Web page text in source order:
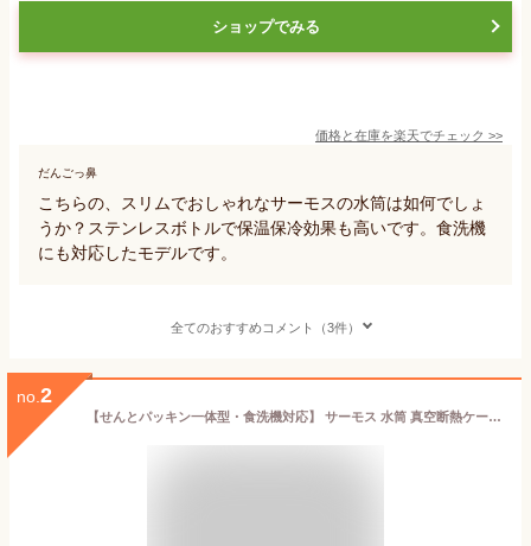
ショップでみる
価格と在庫を楽天でチェック >>
だんごっ鼻
こちらの、スリムでおしゃれなサーモスの水筒は如何でしょ
うか？ステンレスボトルで保温保冷効果も高いです。食洗機
にも対応したモデルです。
全てのおすすめコメント（3件）
no. 2
【せんとパッキン一体型・食洗機対応】 サーモス 水筒 真空断熱ケータイマグ 350ml アイボリー 隅々まで簡単に洗える 全てのパーツ食洗機OK ステンレス ボトル 軽量コンパクト JOQ-351 IV